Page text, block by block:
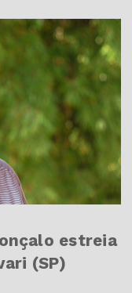
estreia
(SP)